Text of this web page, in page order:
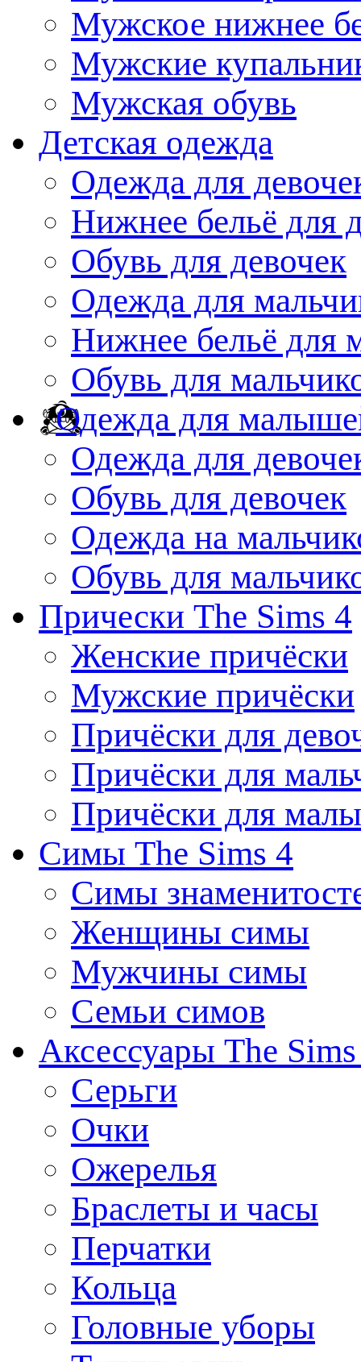
Мужское нижнее
Мужские
Мужская обувь
Детская одежда
Одежда для
Нижнее бельё для
Обувь для девочек
Одежда для
Нижнее бельё для
Обувь для
Одежда для
Одежда для
Обувь для девочек
Одежда на
Обувь для
Прически The Sims 4
Женские причёски
Мужские причёски
Причёски для
Причёски для
Причёски для
Симы The Sims 4
Симы
Женщины симы
Мужчины симы
Семьи симов
Аксессуары The
Серьги
Очки
Ожерелья
Браслеты и часы
Перчатки
Кольца
Головные уборы